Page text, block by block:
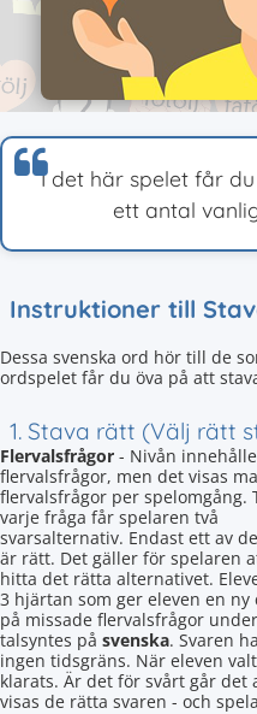
I det här spelet får
ett antal
Instruktioner till
Dessa svenska ord hör till de
ordspelet får du öva på att
1. Stava rätt (Välj rätt
Flervalsfrågor - Nivån
flervalsfrågor, men det visas
flervalsfrågor per spelomgång.
varje fråga får spelaren två
svarsalternativ. Endast ett av
är rätt. Det gäller för spelaren
hitta det rätta alternativet.
3 hjärtan som ger eleven en ny
på missade flervalsfrågor
talsyntes på svenska. Svaren
ingen tidsgräns. När eleven
klarats. Är det för svårt går
visas de rätta svaren - och